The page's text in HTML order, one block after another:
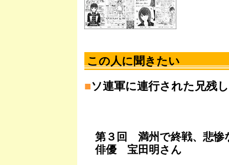
この人に聞きたい
■ソ連軍に連行された兄残
第３回 満州で終戦、悲惨
俳優 宝田明さん